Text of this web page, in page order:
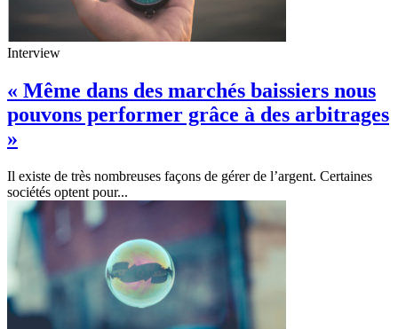
Interview
« Même dans des marchés baissiers nous
pouvons performer grâce à des arbitrages
»
Il existe de très nombreuses façons de gérer de l’argent. Certaines
sociétés optent pour...